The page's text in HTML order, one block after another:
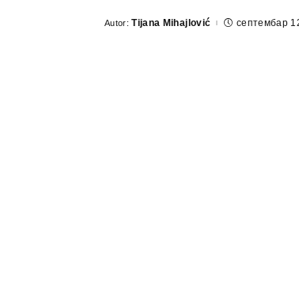
Autor: Tijana Mihajlović септембар